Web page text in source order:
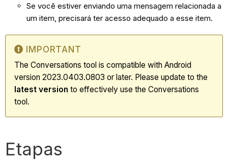
Se você estiver enviando uma mensagem relacionada a
um item, precisará ter acesso adequado a esse item.
IMPORTANT
The Conversations tool is compatible with Android
version 2023.0403.0803 or later. Please update to the
latest version to effectively use the Conversations
tool.
Etapas